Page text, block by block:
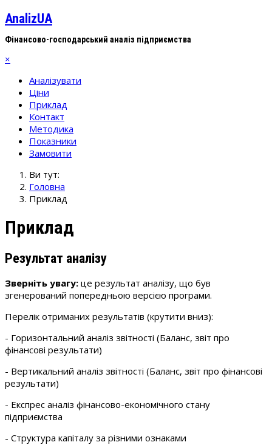
AnalizUA
Фінансово-господарський аналіз підприємства
×
Аналізувати
Ціни
Приклад
Контакт
Методика
Показники
Замовити
Ви тут:
Головна
Приклад
Приклад
Результат аналізу
Зверніть увагу: це результат аналізу, що був
згенерований попередньою версією програми.
Перелік отриманих результатів (крутити вниз):
- Горизонтальний аналіз звітності (Баланс, звіт про
фінансові результати)
- Вертикальний аналіз звітності (Баланс, звіт про фінансові
результати)
- Експрес аналіз фінансово-економічного стану
підприємства
- Структура капіталу за різними ознаками